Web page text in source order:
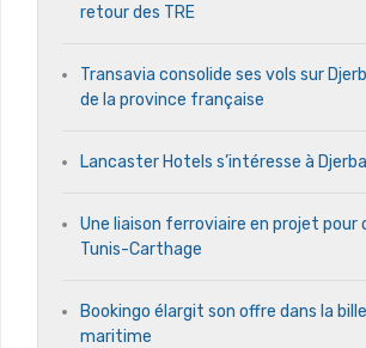
retour des TRE
Transavia consolide ses vols sur
de la province française
Lancaster Hotels s’intéresse à Djerba
Une liaison ferroviaire en projet pour
Tunis-Carthage
Bookingo élargit son offre dans la
maritime